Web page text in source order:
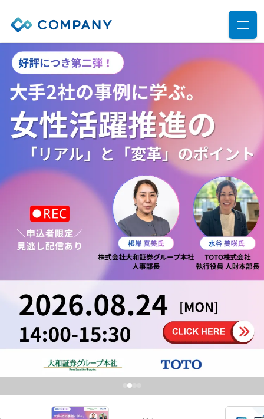
業務別ソリューション
人事管理
給与計算
勤怠管理
タレントマネジメント
雇用手続管理
マイナンバー管理
公共・公益法人向け
サポート
導入・運用サポート
システム選定支援コンサルティングサービス
プロフェッショナルサービス
ユーザーコミッティ
パートナー連携・協業
アウトソーシング（WBS）
導入事例
セミナー
デモ動画
お役立ち資料
会社情報
企業理念
会社概要
ニュース
制度・文化
採用情報
資料ダウンロード お問い合わせ
03-5575-5277
受付時間9:30〜18:30（土日祝日を除く）